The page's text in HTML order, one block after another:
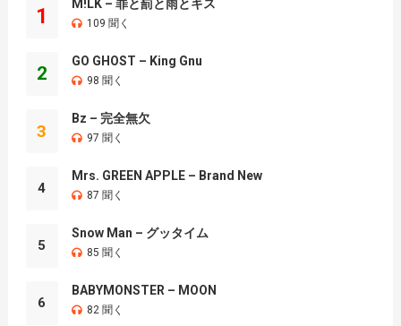
1
M!LK – 罪と罰と雨とキス
109 聞く
2
GO GHOST – King Gnu
98 聞く
3
Bz – 完全無欠
97 聞く
4
Mrs. GREEN APPLE – Brand New
87 聞く
5
Snow Man – グッタイム
85 聞く
6
BABYMONSTER – MOON
82 聞く